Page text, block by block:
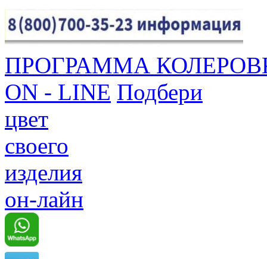
ПРОГРАММА
ON - LINE Подбери
цвет
своего
изделия
он-лайн